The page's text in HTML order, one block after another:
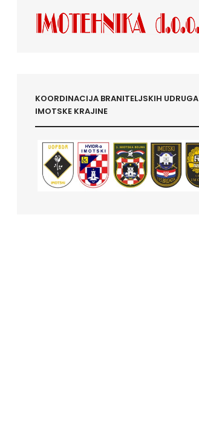
KOORDINACIJA BRANITELJSKIH UDRUGA
IMOTSKE KRAJINE